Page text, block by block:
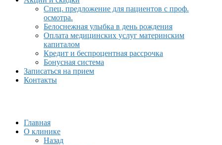
Спец. предложение для пациентов с проф.
осмотра.
Белоснежная улыбка в день рождения
Оплата медицинских услуг материнским
капиталом
Кредит и беспроцентная рассрочка
Бонусная система
Записаться на прием
Контакты
Главная
О клинике
Назад